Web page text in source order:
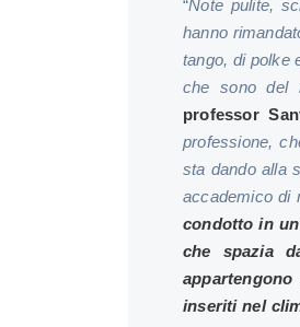
“Note pulite,
hanno
tango, di polke
che sono del
professor
professione,
sta dando alla
accademico di
condotto in
che spazia
inseriti nel